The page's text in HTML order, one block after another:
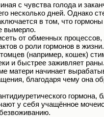
с чувства голода и
несколько дней. Однако
в том, что
вымерло.
от обменных
о роли гормонов в жизни.
(например, кошек)
и быстрее заживляет раны.
матери начинает
благодаря чему она
гормона,
у себя учащённое